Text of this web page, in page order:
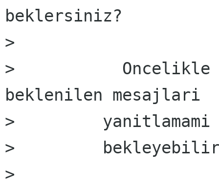
beklersiniz?
>
>           Oncelikle
beklenilen mesajlari
>         yanitlamami
>
>